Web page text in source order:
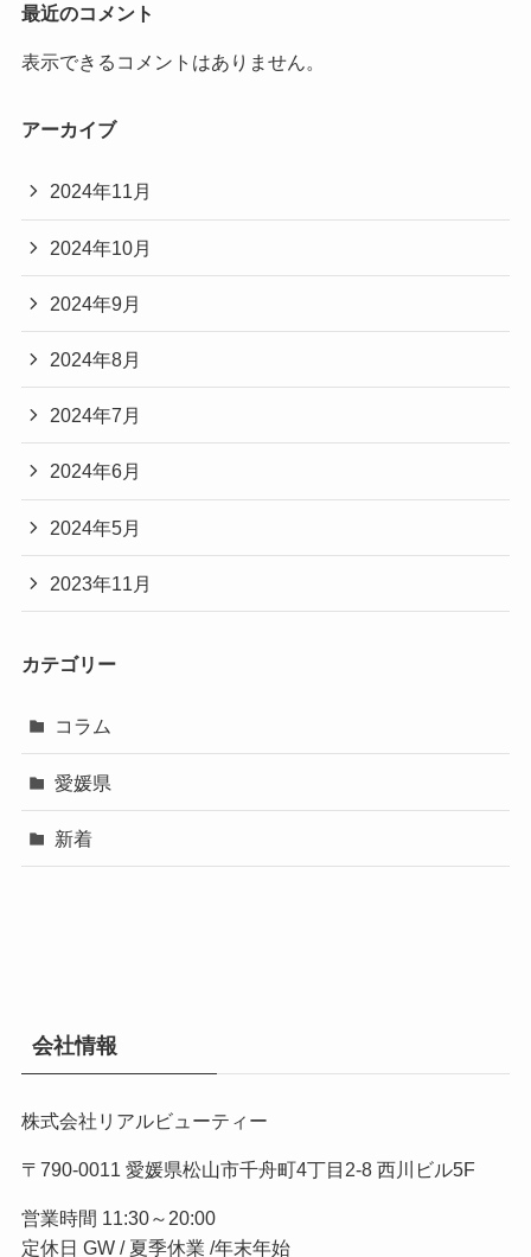
最近のコメント
表示できるコメントはありません。
アーカイブ
2024年11月
2024年10月
2024年9月
2024年8月
2024年7月
2024年6月
2024年5月
2023年11月
カテゴリー
コラム
愛媛県
新着
会社情報
株式会社リアルビューティー
〒790-0011 愛媛県松山市千舟町4丁目2-8 西川ビル5F
営業時間 11:30～20:00
定休日 GW / 夏季休業 /年末年始